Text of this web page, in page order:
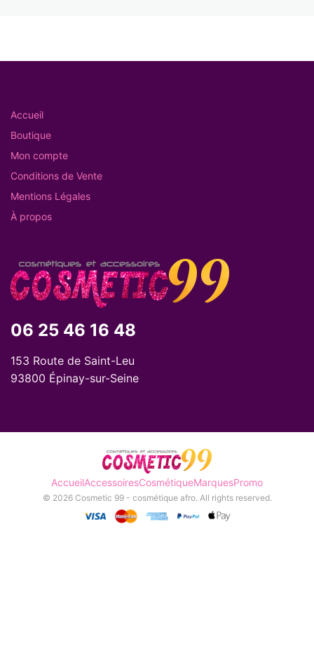
Accueil
Boutique
Mon compte
Conditions de Vente
Mentions Légales
À propos
06 25 46 16 48
153 Route de Saint-Leu
93800 Épinay-sur-Seine
AccueilAccessoiresCosmétiqueMarquesPromo
© 2026 Cosmetic 99 - cosmétique afro. All rights reserved.